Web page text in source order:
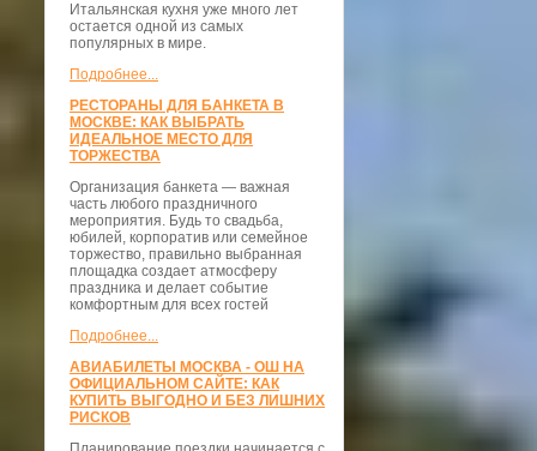
Итальянская кухня уже много лет
остается одной из самых
популярных в мире.
Подробнее...
РЕСТОРАНЫ ДЛЯ БАНКЕТА В
МОСКВЕ: КАК ВЫБРАТЬ
ИДЕАЛЬНОЕ МЕСТО ДЛЯ
ТОРЖЕСТВА
Организация банкета — важная
часть любого праздничного
мероприятия. Будь то свадьба,
юбилей, корпоратив или семейное
торжество, правильно выбранная
площадка создает атмосферу
праздника и делает событие
комфортным для всех гостей
Подробнее...
АВИАБИЛЕТЫ МОСКВА - ОШ НА
ОФИЦИАЛЬНОМ САЙТЕ: КАК
КУПИТЬ ВЫГОДНО И БЕЗ ЛИШНИХ
РИСКОВ